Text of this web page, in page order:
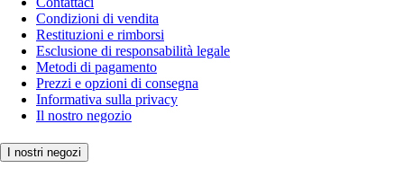
Condizioni di vendita
Restituzioni e rimborsi
Esclusione di responsabilità legale
Metodi di pagamento
Prezzi e opzioni di consegna
Informativa sulla privacy
Il nostro negozio
I nostri negozi